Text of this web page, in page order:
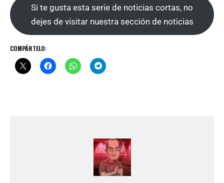
Si te gusta esta serie de noticias cortas, no
dejes de visitar nuestra sección de noticias
COMPÁRTELO: